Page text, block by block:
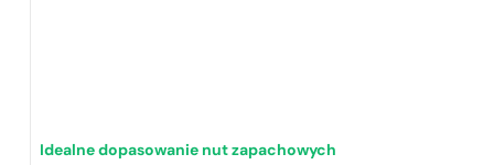
Idealne dopasowanie nut zapachowych